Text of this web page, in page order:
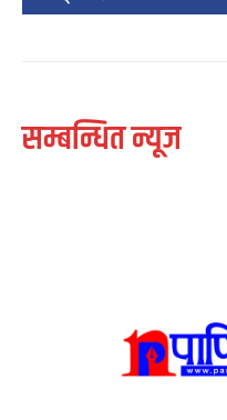
सम्बन्धित न्यूज